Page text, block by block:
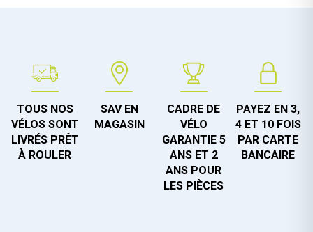
TOUS NOS
VÉLOS SONT
LIVRÉS PRÊT
À ROULER
SAV EN
MAGASIN
CADRE DE
VÉLO
GARANTIE 5
ANS ET 2
ANS POUR
LES PIÈCES
PAYEZ EN 3,
4 ET 10 FOIS
PAR CARTE
BANCAIRE